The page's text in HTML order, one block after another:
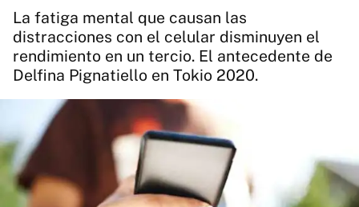
Videos
Córdoba
Reperfilar
Business
Noticias
Caras
Exitoina
Gaming
Vivo
Diario del Juicio
La fatiga mental que causan las
distracciones con el celular disminuyen el
rendimiento en un tercio. El antecedente de
Delfina Pignatiello en Tokio 2020.